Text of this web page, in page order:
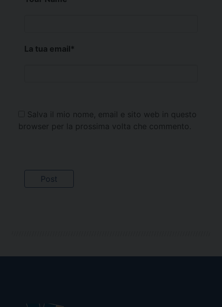
La tua email*
Salva il mio nome, email e sito web in questo
browser per la prossima volta che commento.